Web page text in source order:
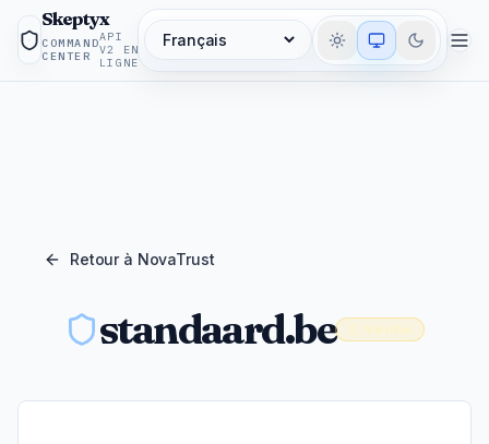
Skeptyx
COMMAND
CENTER
API
V2 EN
LIGNE
Langue
Retour à NovaTrust
standaard.be Vérifié
Synthese NovaTrust du domaine